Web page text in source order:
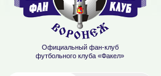
Официальный фан-клуб
футбольного клуба «Факел»